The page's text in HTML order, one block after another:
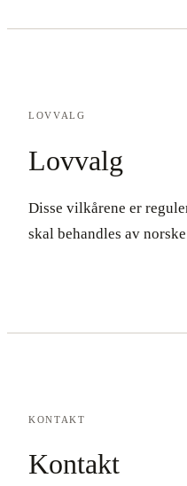
LOVVALG
Lovvalg
Disse vilkårene er
skal behandles av
KONTAKT
Kontakt